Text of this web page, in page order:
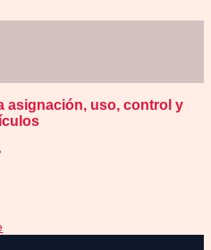
asignación, uso, control y